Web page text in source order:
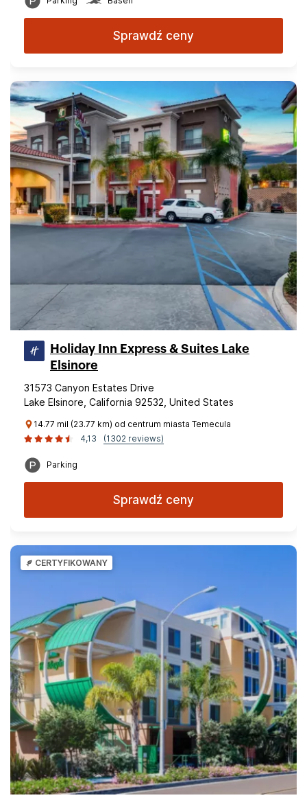
Sprawdź ceny
Holiday Inn Express & Suites Lake
Elsinore
31573 Canyon Estates Drive
Lake Elsinore, California 92532, United States
14.77 mil (23.77 km) od centrum miasta Temecula
4,13
(1302 reviews)
Parking
Sprawdź ceny
CERTYFIKOWANY